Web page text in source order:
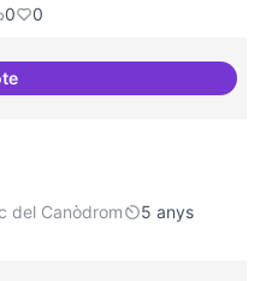
0 0
alternatius
del Canòdrom
5 anys